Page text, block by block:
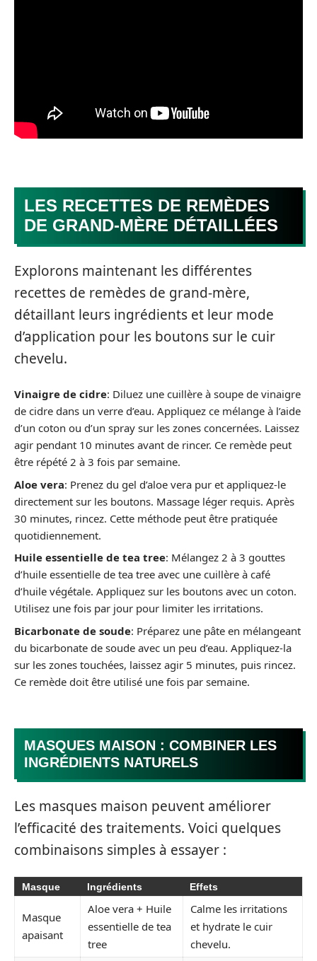
LES RECETTES DE REMÈDES
DE GRAND-MÈRE DÉTAILLÉES
Explorons maintenant les différentes
recettes de remèdes de grand-mère,
détaillant leurs ingrédients et leur mode
d’application pour les boutons sur le cuir
chevelu.
Vinaigre de cidre: Diluez une cuillère à soupe de vinaigre
de cidre dans un verre d’eau. Appliquez ce mélange à l’aide
d’un coton ou d’un spray sur les zones concernées. Laissez
agir pendant 10 minutes avant de rincer. Ce remède peut
être répété 2 à 3 fois par semaine.
Aloe vera: Prenez du gel d’aloe vera pur et appliquez-le
directement sur les boutons. Massage léger requis. Après
30 minutes, rincez. Cette méthode peut être pratiquée
quotidiennement.
Huile essentielle de tea tree: Mélangez 2 à 3 gouttes
d’huile essentielle de tea tree avec une cuillère à café
d’huile végétale. Appliquez sur les boutons avec un coton.
Utilisez une fois par jour pour limiter les irritations.
Bicarbonate de soude: Préparez une pâte en mélangeant
du bicarbonate de soude avec un peu d’eau. Appliquez-la
sur les zones touchées, laissez agir 5 minutes, puis rincez.
Ce remède doit être utilisé une fois par semaine.
MASQUES MAISON : COMBINER LES
INGRÉDIENTS NATURELS
Les masques maison peuvent améliorer
l’efficacité des traitements. Voici quelques
combinaisons simples à essayer :
Masque Ingrédients Effets
Masque
apaisant
Aloe vera + Huile
essentielle de tea
tree
Calme les irritations
et hydrate le cuir
chevelu.